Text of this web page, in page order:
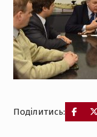
Поділитись: